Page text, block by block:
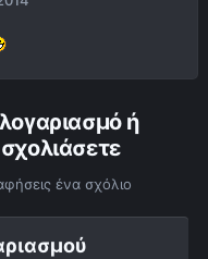
ή
ένα σχόλιο